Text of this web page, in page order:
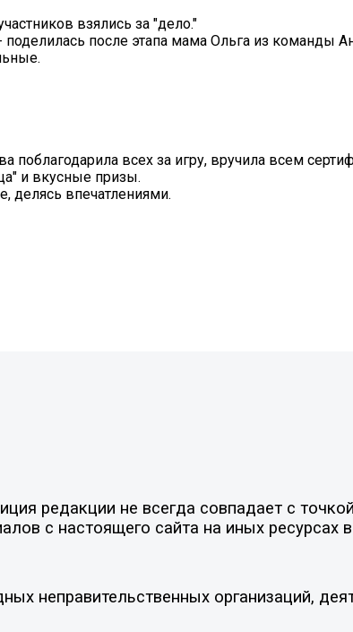
взялись за "дело."
поделилась после этапа мама Ольга из команды
всех за игру, вручила всем
и вкусные призы.
делясь впечатлениями.
редакции не всегда совпадает с
с настоящего сайта на иных ресурсах
неправительственных организаций,